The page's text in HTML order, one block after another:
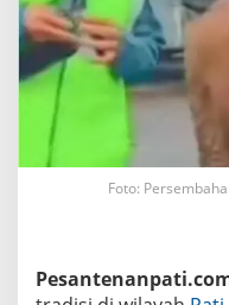
e
b
a
i
k
e
m
n
Foto: